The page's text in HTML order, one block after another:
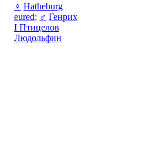
♀ Hatheburg
eured: ♂ Генрих
I Птицелов
Людольфин